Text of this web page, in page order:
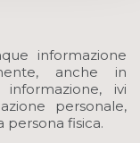
informazione
anche in
ivi
personale,
fisica.